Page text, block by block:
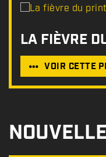
LA FIÈVRE
VOIR CETTE